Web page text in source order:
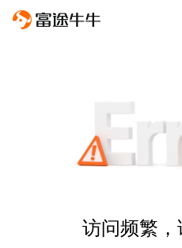
访问频繁